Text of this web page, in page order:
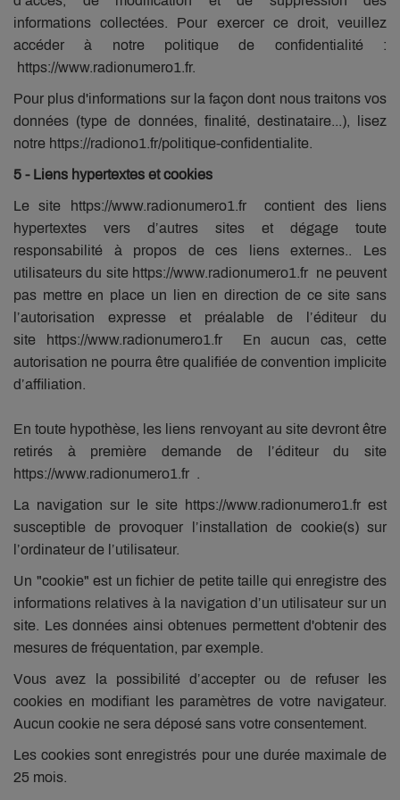
informations collectées. Pour exercer ce droit, veuillez
accéder à notre politique de confidentialité :
https://www.radionumero1.fr.
Pour plus d'informations sur la façon dont nous traitons vos
données (type de données, finalité, destinataire...), lisez
notre https://radiono1.fr/politique-confidentialite.
5 - Liens hypertextes et cookies
Le site https://www.radionumero1.fr contient des liens
hypertextes vers d’autres sites et dégage toute
responsabilité à propos de ces liens externes.. Les
utilisateurs du site https://www.radionumero1.fr ne peuvent
pas mettre en place un lien en direction de ce site sans
l’autorisation expresse et préalable de l’éditeur du
site https://www.radionumero1.fr En aucun cas, cette
autorisation ne pourra être qualifiée de convention implicite
d’affiliation.
En toute hypothèse, les liens renvoyant au site devront être
retirés à première demande de l’éditeur du site
https://www.radionumero1.fr .
La navigation sur le site https://www.radionumero1.fr est
susceptible de provoquer l’installation de cookie(s) sur
l’ordinateur de l’utilisateur.
Un "cookie" est un fichier de petite taille qui enregistre des
informations relatives à la navigation d’un utilisateur sur un
site. Les données ainsi obtenues permettent d'obtenir des
mesures de fréquentation, par exemple.
Vous avez la possibilité d’accepter ou de refuser les
cookies en modifiant les paramètres de votre navigateur.
Aucun cookie ne sera déposé sans votre consentement.
Les cookies sont enregistrés pour une durée maximale de
25 mois.